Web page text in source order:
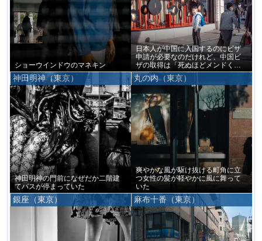
ショーウインドウのマネキン
日本人が中国に入国するのにビザ
申請が必要なのだけれど、中国ビ
ザの取得は「死ぬほどメンドくさ
い」らしい
神田明神（東京）
神田明神の門前になぜだか二階建
てバスが停まっていた
丸の内（東京）
爽やかな風が駆け抜ける町角に立
つ女性の髪が軽やかに風に舞って
いた
銀座（東京） 麻布十番（東京）